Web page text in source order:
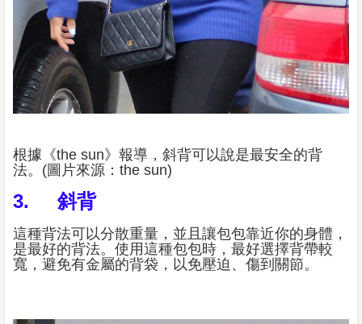
根據《the sun》報導，斜背可以說是最安全的背
法。(圖片來源：the sun)
3. 斜背
這種背法可以分散重量，並且讓包包靠近你的身體，
是最好的背法。使用這種包包時，最好選擇背帶較
寬，避免有金屬的背袋，以免壓迫、傷到關節。